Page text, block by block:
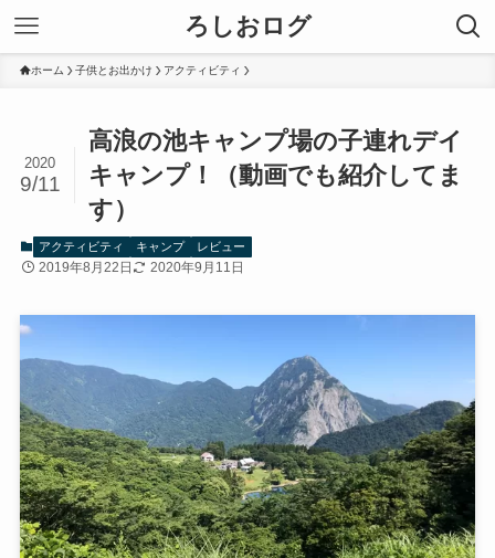
ろしおログ
ホーム 子供とお出かけ アクティビティ
高浪の池キャンプ場の子連れデイ
キャンプ！（動画でも紹介してま
す）
2020
9/11
アクティビティ キャンプ レビュー
2019年8月22日 2020年9月11日